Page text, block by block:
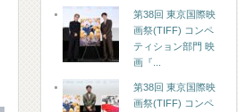
第38回 東京国際映
画祭(TIFF) コンペ
ティション部門 映
画『...
第38回 東京国際映
画祭(TIFF) コンペ